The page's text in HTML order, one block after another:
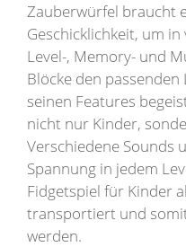
Zauberwürfel braucht
Geschicklichkeit, um
Level-, Memory- und
Blöcke den
seinen Features
nicht nur Kinder,
Verschiedene Sounds
Spannung in jedem
Fidgetspiel für Kinder
transportiert und
werden.